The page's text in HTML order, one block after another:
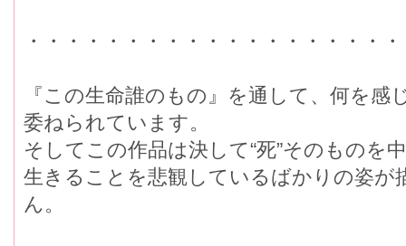
・・・・・・・・・・・・・・・・・・
『この生命誰のもの』を通して、何を
委ねられています。
そしてこの作品は決して“死”そのものを
生きることを悲観しているばかりの姿が
ん。